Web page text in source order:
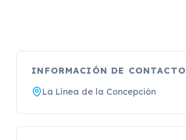
INFORMACIÓN DE CONTACTO
La Línea de la Concepción